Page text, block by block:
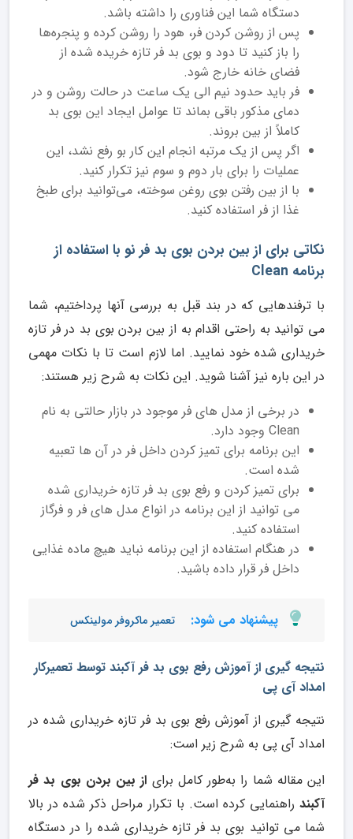
دستگاه شما این فناوری را داشته باشد.
پس از روشن کردن فر، هود را روشن کرده و پنجره‌ها
را باز کنید تا دود و بوی بد فر تازه خریده شده از
فضای خانه خارج شود.
فر باید حدود نیم الی یک ساعت در حالت روشن و در
دمای مذکور باقی بماند تا عوامل ایجاد این بوی بد
کاملاً از بین بروند.
اگر پس از یک مرتبه انجام این کار بو رفع نشد، این
عملیات را برای بار دوم و سوم نیز تکرار کنید.
با از بین رفتن بوی روغن سوخته، می‌توانید برای طبخ
غذا از فر استفاده کنید.
نکاتی برای از بین بردن بوی بد فر نو با استفاده از
برنامه Clean
با ترفندهایی که در بند قبل به بررسی آنها پرداختیم، شما
می توانید به راحتی اقدام به از بین بردن بوی بد در فر تازه
خریداری شده خود نمایید. اما لازم است تا با نکات مهمی
در این باره نیز آشنا شوید. این نکات به شرح زیر هستند:
در برخی از مدل های فر موجود در بازار حالتی به نام
Clean وجود دارد.
این برنامه برای تمیز کردن داخل فر در آن ها تعبیه
شده است.
برای تمیز کردن و رفع بوی بد فر تازه خریداری شده
می توانید از این برنامه در انواع مدل های فر و فرگاز
استفاده کنید.
در هنگام استفاده از این برنامه نباید هیچ ماده غذایی
داخل فر قرار داده باشید.
پیشنهاد می شود: تعمیر ماکروفر مولینکس
نتیجه گیری از آموزش رفع بوی بد فر آکبند توسط تعمیرکار
امداد آی پی
نتیجه گیری از آموزش رفع بوی بد فر تازه خریداری شده در
امداد آی پی به شرح زیر است:
این مقاله شما را به‌طور کامل برای از بین بردن بوی بد فر
آکبند راهنمایی کرده است. با تکرار مراحل ذکر شده در بالا
شما می توانید بوی بد فر تازه خریداری شده را در دستگاه